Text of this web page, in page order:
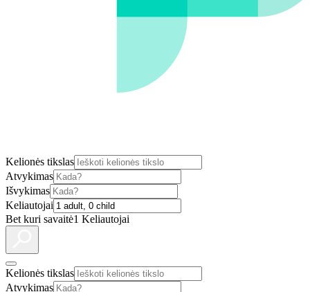
Kelionės tikslas
Atvykimas
Išvykimas
Keliautojai
Bet kuri savaitė1 Keliautojai
Kelionės tikslas
Atvykimas